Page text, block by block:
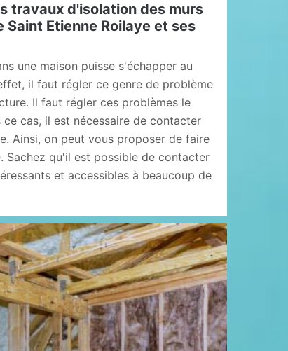
travaux d'isolation des murs
Etienne Roilaye et ses
une maison puisse s'échapper au
il faut régler ce genre de problème
Il faut régler ces problèmes le
cas, il est nécessaire de contacter
Ainsi, on peut vous proposer de faire
Sachez qu'il est possible de contacter
et accessibles à beaucoup de